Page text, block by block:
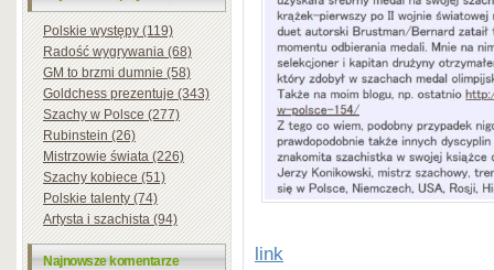
Polskie występy (119)
Radość wygrywania (68)
GM to brzmi dumnie (58)
Goldchess prezentuje (343)
Szachy w Polsce (277)
Rubinstein (26)
Mistrzowie świata (226)
Szachy kobiece (51)
Polskie talenty (74)
Artysta i szachista (94)
Najnowsze komentarze link